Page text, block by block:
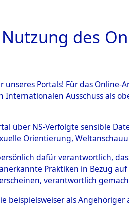
BESTANDSBESCHREIBUNG
des
aus
→
des
unseres Portals! Für das
Internationalen Ausschuss als
über NS-Verfolgte sensible
Orientierung,
dafür verantwortlich,
Praktiken in Bezug
verantwortlich
beispielsweiser als